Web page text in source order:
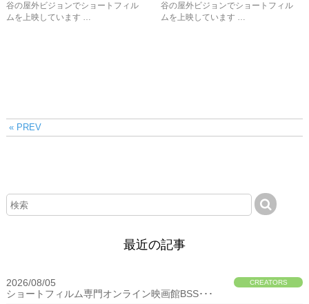
谷の屋外ビジョンでショートフィル
ムを上映しています …
谷の屋外ビジョンでショートフィル
ムを上映しています …
« PREV
最近の記事
2026/08/05 CREATORS
ショートフィルム専門オンライン映画館BSS･･･